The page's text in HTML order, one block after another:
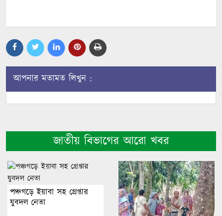
আপনার মতামত লিখুন :
জাতীয় বিভাগের আরো খবর
পঞ্চগড়ে ইয়াবা সহ গ্রেপ্তার
যুবদল নেতা